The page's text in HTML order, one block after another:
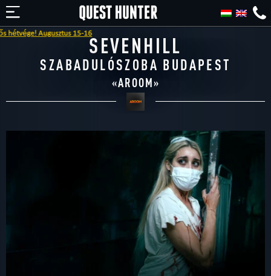
Augusztus 15-16
SEVENHILL
SZABADULÓSZOBA BUDAPEST
«AROOM»